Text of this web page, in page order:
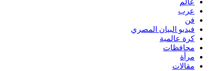
عالم
عرب
فن
فيديو البيان المصري
كرة عالمية
محافظات
مرأة
مقالات